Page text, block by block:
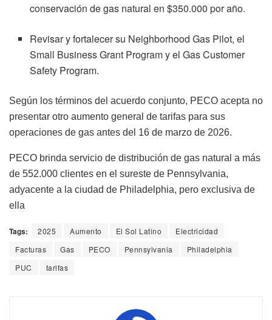
conservación de gas natural en $350.000 por año.
Revisar y fortalecer su Neighborhood Gas Pilot, el
Small Business Grant Program y el Gas Customer
Safety Program.
Según los términos del acuerdo conjunto, PECO acepta no
presentar otro aumento general de tarifas para sus
operaciones de gas antes del 16 de marzo de 2026.
PECO brinda servicio de distribución de gas natural a más
de 552.000 clientes en el sureste de Pennsylvania,
adyacente a la ciudad de Philadelphia, pero exclusiva de
ella
Tags: 2025 Aumento El Sol Latino
Electricidad
Facturas
Gas PECO Pennsylvania
Philadelphia
PUC
tarifas